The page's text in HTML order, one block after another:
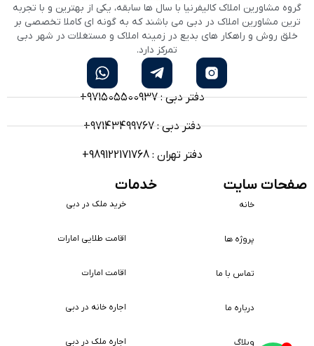
گروه مشاورین املاک کالیفرنیا با سال ها سابقه، یکی از بهترین و با تجربه
ترین مشاورین املاک در دبی می باشند که به گونه ای کاملا تخصصی بر
خلق روش و راهکار های بدیع در زمینه املاک و مستغلات در شهر دبی
تمرکز دارد.
دفتر دبی : 971505500937+
دفتر دبی : 97143499767+
دفتر تهران : 989122171768+
صفحات سایت
خانه
پروژه ها
تماس با ما
درباره ما
وبلاگ
خدمات
خرید ملک در دبی
اقامت طلایی امارات
اقامت امارات
اجاره خانه در دبی
اجاره ملک در دبی